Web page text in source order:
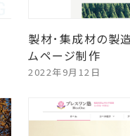
製材･集成材の製
ムページ制作
2022年9月12日